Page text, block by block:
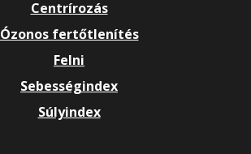
Centrírozás
Ózonos fertőtlenítés
Felni
Sebességindex
Súlyindex